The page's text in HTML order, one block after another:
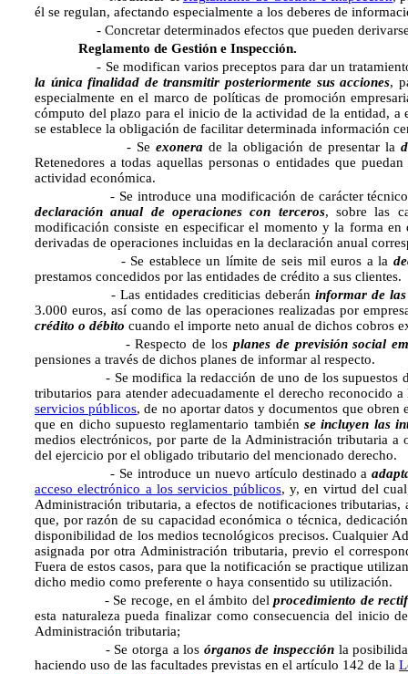
él se regulan, afectando especialmente a los deberes de
- Concretar determinados efectos que pueden derivarse
Reglamento de Gestión e Inspección.
- Se modifican varios preceptos para dar un tratamiento
la única finalidad de transmitir posteriormente sus acciones,
especialmente en el marco de políticas de promoción
cómputo del plazo para el inicio de la actividad de la entidad,
se establece la obligación de facilitar determinada información
- Se exonera de la obligación de presentar la
Retenedores a todas aquellas personas o entidades que
actividad económica.
- Se introduce una modificación de carácter técnico
declaración anual de operaciones con terceros, sobre las
modificación consiste en especificar el momento y la forma
derivadas de operaciones incluidas en la declaración anual
- Se establece un límite de seis mil euros a la
prestamos concedidos por las entidades de crédito a sus clientes.
- Las entidades crediticias deberán informar de las
3.000 euros, así como de las operaciones realizadas por
crédito o débito cuando el importe neto anual de dichos cobros
- Respecto de los planes de previsión social
pensiones a través de dichos planes de informar al respecto.
- Se modifica la redacción de uno de los supuestos
tributarios para atender adecuadamente el derecho reconocido
servicios públicos, de no aportar datos y documentos que
que en dicho supuesto reglamentario también se incluyen las
medios electrónicos, por parte de la Administración tributaria
del ejercicio por el obligado tributario del mencionado derecho.
- Se introduce un nuevo artículo destinado a
acceso electrónico a los servicios públicos, y, en virtud del
Administración tributaria, a efectos de notificaciones tributarias,
que, por razón de su capacidad económica o técnica,
disponibilidad de los medios tecnológicos precisos. Cualquier
asignada por otra Administración tributaria, previo el
Fuera de estos casos, para que la notificación se practique
dicho medio como preferente o haya consentido su utilización.
- Se recoge, en el ámbito delprocedimiento de
esta naturaleza pueda finalizar como consecuencia del inicio
Administración tributaria;
- Se otorga a los órganos de inspecciónla
haciendo uso de las facultades previstas en el artículo 142 de la